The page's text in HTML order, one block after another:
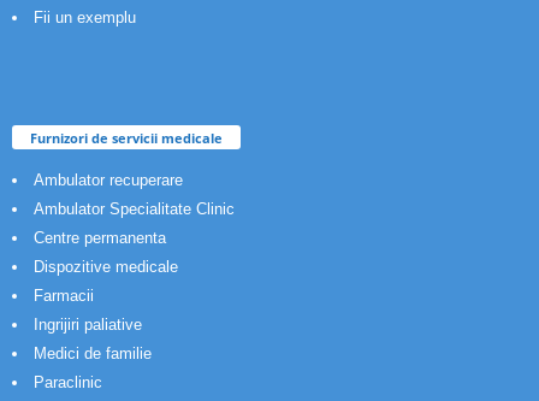
Fii un exemplu
Furnizori de servicii medicale
Ambulator recuperare
Ambulator Specialitate Clinic
Centre permanenta
Dispozitive medicale
Farmacii
Ingrijiri paliative
Medici de familie
Paraclinic